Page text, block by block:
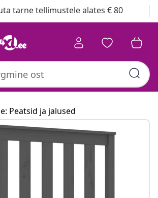
tarne tellimustele alates € 80
Peatsid ja jalused